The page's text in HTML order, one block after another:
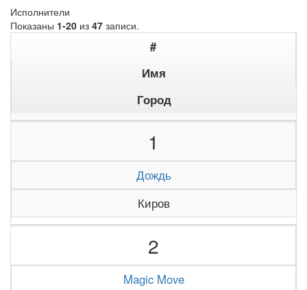
Исполнители
Показаны 1-20 из 47 записи.
#
Имя
Город
1
Дождь
Киров
2
Magic Move